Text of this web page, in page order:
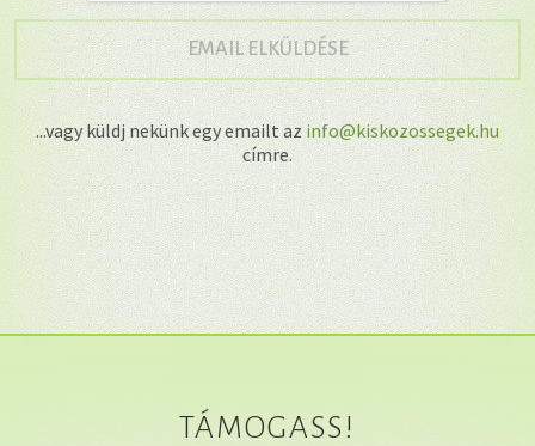
EMAIL ELKÜLDÉSE→
...vagy küldj nekünk egy emailt az info@kiskozossegek.hu
címre.
TÁMOGASS!